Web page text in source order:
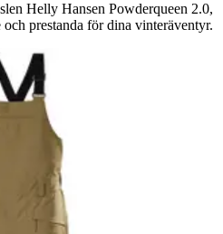
Helly Hansen Powderqueen 2.0,
prestanda för dina vinteräventyr.